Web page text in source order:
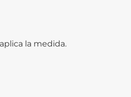
la medida.